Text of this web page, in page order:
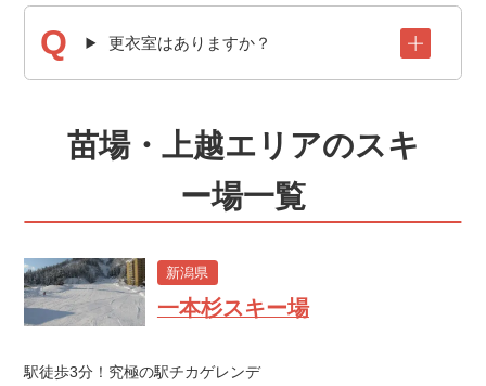
更衣室はありますか？
苗場・上越エリアのスキ
ー場一覧
新潟県
一本杉スキー場
駅徒歩3分！究極の駅チカゲレンデ